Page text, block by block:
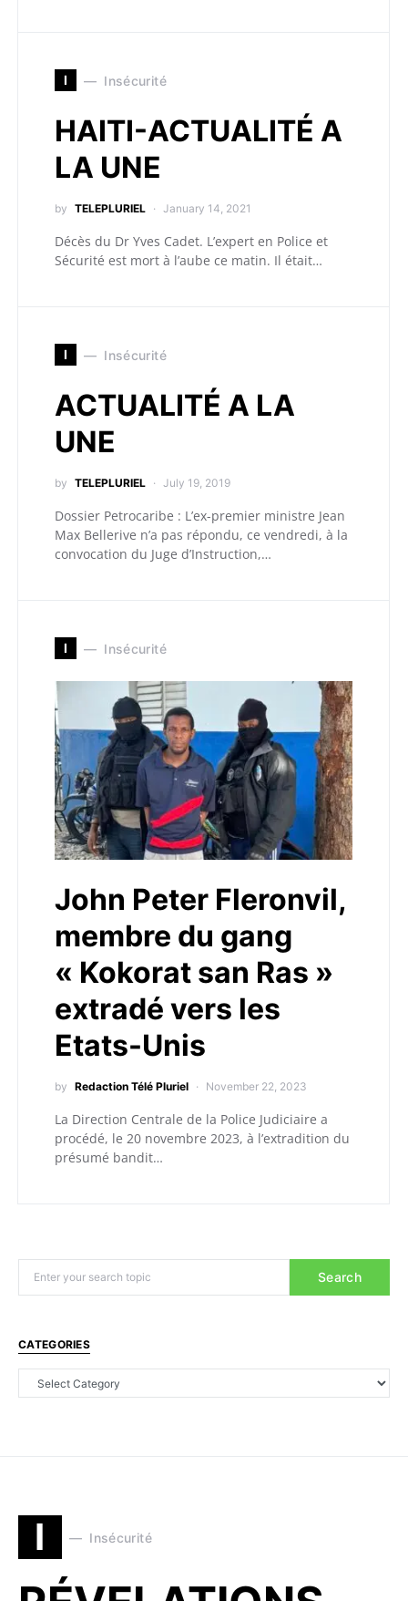
I Insécurité
HAITI-ACTUALITÉ A
LA UNE
by TELEPLURIEL January 14, 2021
Décès du Dr Yves Cadet. L’expert en Police et
Sécurité est mort à l’aube ce matin. Il était…
I Insécurité
ACTUALITÉ A LA
UNE
by TELEPLURIEL July 19, 2019
Dossier Petrocaribe : L’ex-premier ministre Jean
Max Bellerive n’a pas répondu, ce vendredi, à la
convocation du Juge d’Instruction,…
I Insécurité
John Peter Fleronvil,
membre du gang
« Kokorat san Ras »
extradé vers les
Etats-Unis
by Redaction Télé Pluriel November 22, 2023
La Direction Centrale de la Police Judiciaire a
procédé, le 20 novembre 2023, à l’extradition du
présumé bandit…
Search
CATEGORIES
I Insécurité